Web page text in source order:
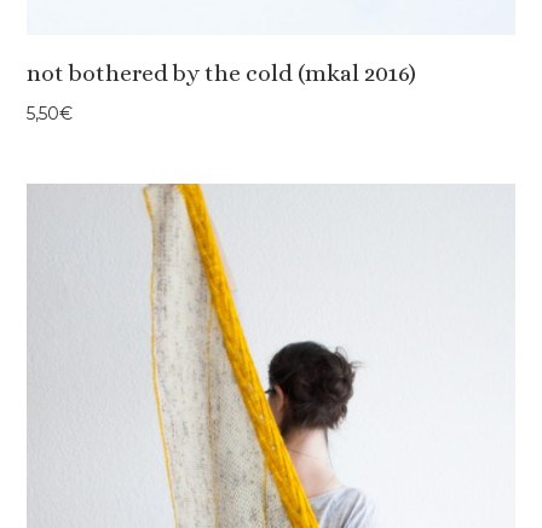
not bothered by the cold (mkal 2016)
5,50€